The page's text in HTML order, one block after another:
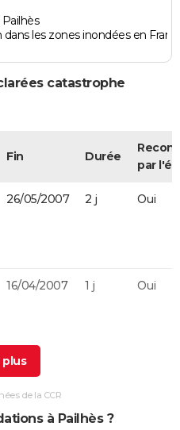
les zones inondées en
catastrophe
Fin Durée
par
26/05/2007 2 j Oui
16/04/2007 1 j Oui
11/06/2000
de la CCR
à Pailhès ?